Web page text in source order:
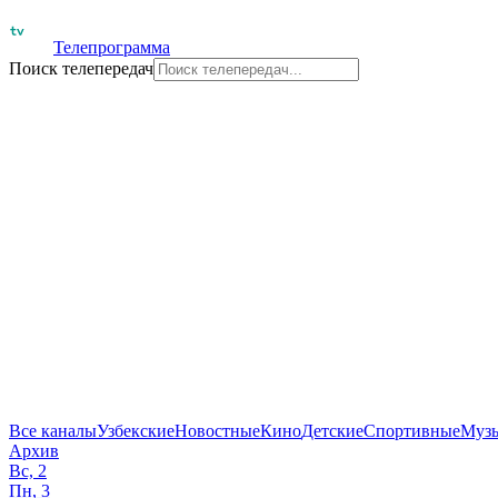
Телепрограмма
Поиск телепередач
Все каналыУзбекскиеНовостныеКиноДетскиеСпортивные
Архив
Вс, 2
Пн, 3